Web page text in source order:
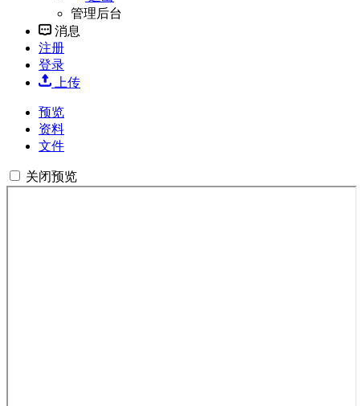
管理后台
消息
注册
登录
上传
预览
资料
文件
关闭预览